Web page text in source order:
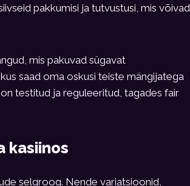
pakkumisi ja tutvustusi, mis võivad
mis pakuvad sügavat
saad oma oskusi teiste mängijatega
testitud ja reguleeritud, tagades fair
kasiinos
selgroog. Nende variatsioonid,